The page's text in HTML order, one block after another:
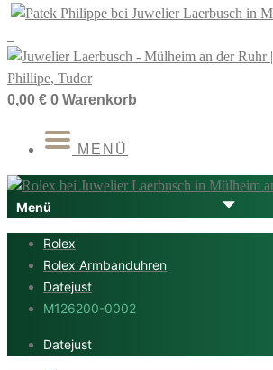
Zum
Inhalt
springen
0,00 € 0 Warenkorb
MENÜ
Rolex
Rolex Armbanduhren
Datejust
M126200-0002
Datejust